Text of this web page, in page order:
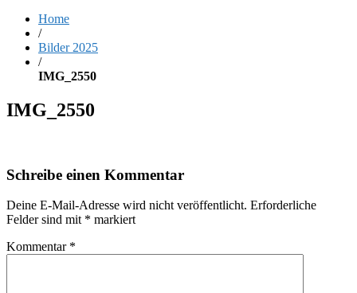
Home
/
Bilder 2025
/
IMG_2550
IMG_2550
Schreibe einen Kommentar
Deine E-Mail-Adresse wird nicht veröffentlicht. Erforderliche
Felder sind mit * markiert
Kommentar *